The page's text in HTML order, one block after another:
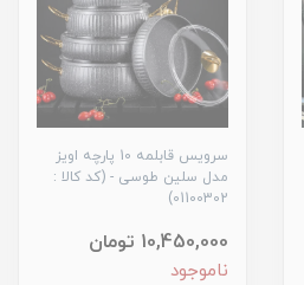
سرویس قابلمه 10 پارچه اویز
مدل سلین طوسی - (کد کالا :
01100302)
10,450,000 تومان
ناموجود